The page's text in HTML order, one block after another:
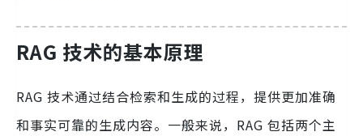
RAG 技术的基本原理
RAG 技术通过结合检索和生成的过程，提供更加准确
和事实可靠的生成内容。一般来说，RAG 包括两个主